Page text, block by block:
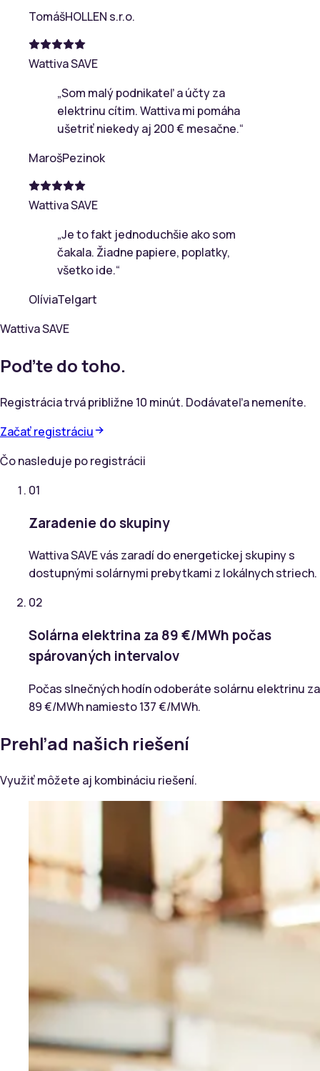
TomášHOLLEN s.r.o.
Wattiva SAVE
„Som malý podnikateľ a účty za
elektrinu cítim. Wattiva mi pomáha
ušetriť niekedy aj 200 € mesačne.“
MarošPezinok
Wattiva SAVE
„Je to fakt jednoduchšie ako som
čakala. Žiadne papiere, poplatky,
všetko ide.“
OlíviaTelgart
WattivaSAVE
Poďte do toho.
Registrácia trvá približne 10 minút. Dodávateľa nemeníte.
Začať registráciu
Čo nasleduje po registrácii
01
Zaradenie do skupiny
Wattiva SAVE vás zaradí do energetickej skupiny s
dostupnými solárnymi prebytkami z lokálnych striech.
02
Solárna elektrina za 89 €/MWh počas
spárovaných intervalov
Počas slnečných hodín odoberáte solárnu elektrinu za
89 €/MWh namiesto 137 €/MWh.
Prehľad našich riešení
Využiť môžete aj kombináciu riešení.